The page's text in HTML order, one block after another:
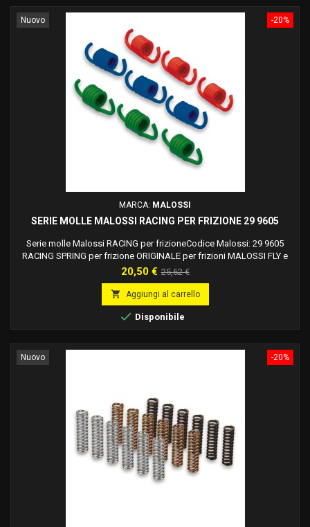
-20%
Nuovo
MARCA: MALOSSI
SERIE MOLLE MALOSSI RACING PER FRIZIONE 29 9605
Serie molle Malossi RACING per frizioneCodice Malossi: 29 9605
RACING SPRING per frizione ORIGINALE per frizioni MALOSSI FLY e
DELTA Molle in acciaio al carbonio pretemprato ad elevato carico di
snervamento, protette da una verniciatura in vari colori ad alta
resistenza termica. La diversa colorazione evidenzia il carico di ogni
serie di molle.
Prezzo
20,50 € Prezzo
base
25,62 €
 Aggiungi al carrello
 Disponibile
-20%
Nuovo